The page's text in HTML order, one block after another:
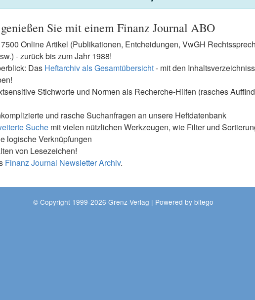
Sie mit einem Finanz Journal ABO
Online Artikel (Publikationen, Entcheidungen, VwGH
- zurück bis zum Jahr 1988!
Das Heftarchiv als Gesamtübersicht- mit den
Stichworte und Normen als Recherche-Hilfen (rasches
und rasche Suchanfragen an unsere Heftdatenbank
Suche mit vielen nützlichen Werkzeugen, wie Filter und
logische Verknüpfungen
von Lesezeichen!
Finanz Journal Newsletter Archiv.
© Copyright 1999-2026 Grenz-Verlag | Powered by bitego